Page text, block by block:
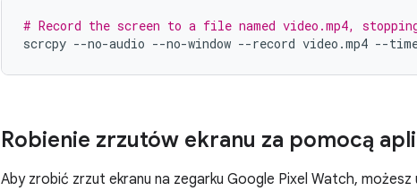
# Record the screen to a file named video.mp4,
scrcpy --no-audio --no-window --record video.mp4 --
Robienie zrzutów ekranu za pomocą
Aby zrobić zrzut ekranu na zegarku Google Pixel Watch,